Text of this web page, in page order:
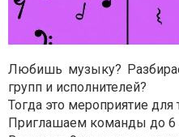
Любишь музыку?
групп и исполнителей?
Тогда это мероприятие для
Приглашаем команды до 6